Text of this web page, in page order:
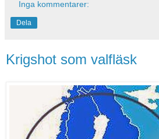
Inga kommentarer:
Dela
Krigshot som valfläsk